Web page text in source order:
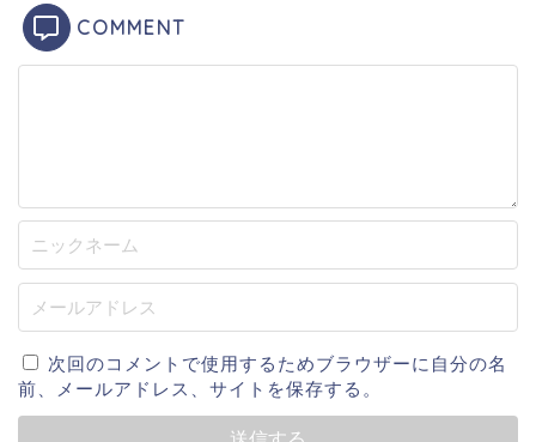
COMMENT
次回のコメントで使用するためブラウザーに自分の名
前、メールアドレス、サイトを保存する。